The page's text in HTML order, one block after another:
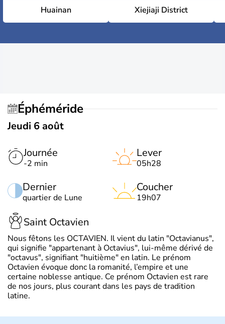
Huainan Xiejiaji District
Éphéméride
Jeudi 6 août
Journée
-2 min
Dernier
quartier de Lune
Lever
05h28
Coucher
19h07
Saint Octavien
Nous fêtons les OCTAVIEN. Il vient du latin "Octavianus",
qui signifie "appartenant à Octavius", lui-même dérivé de
"octavus", signifiant "huitième" en latin. Le prénom
Octavien évoque donc la romanité, l’empire et une
certaine noblesse antique. Ce prénom Octavien est rare
de nos jours, plus courant dans les pays de tradition
latine.